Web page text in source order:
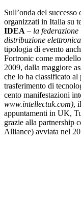
Sull’onda del
organizzati in Italia su
IDEA – la
distribuzione elettronica
tipologia di evento
Fortronic come
2009, dalla maggiore
che lo ha classificato
trasferimento di
cento manifestazioni
www.intellectuk.com),
appuntamenti in UK,
grazie alla partnership
Alliance) avviata nel